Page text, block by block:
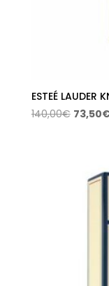
ESTEÉ LAUDER
140,00€ El
73,50